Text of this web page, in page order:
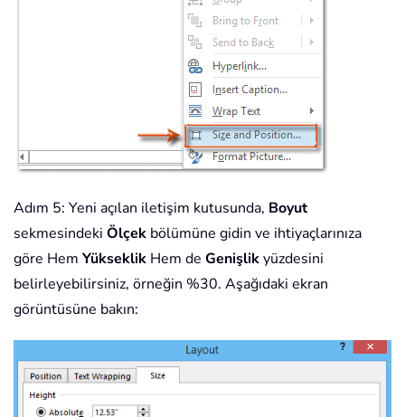
Adım 5: Yeni açılan iletişim kutusunda, Boyut
sekmesindeki Ölçek bölümüne gidin ve ihtiyaçlarınıza
göre Hem Yükseklik Hem de Genişlikyüzdesini
belirleyebilirsiniz, örneğin %30. Aşağıdaki ekran
görüntüsüne bakın: